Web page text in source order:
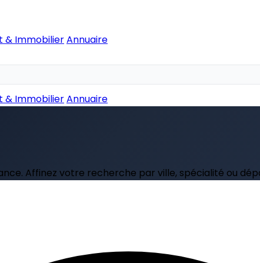
& ImmobilierAnnuaire
& ImmobilierAnnuaire
Affinez votre recherche par ville, spécialité ou